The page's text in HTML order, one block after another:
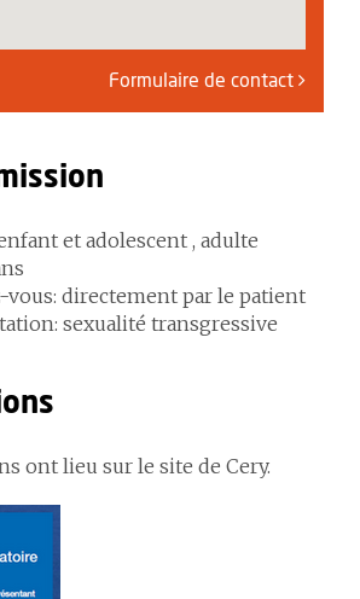
Formulaire de contact
et adolescent , adulte
vous: directement par le patient
sexualité transgressive
ont lieu sur le site de Cery.